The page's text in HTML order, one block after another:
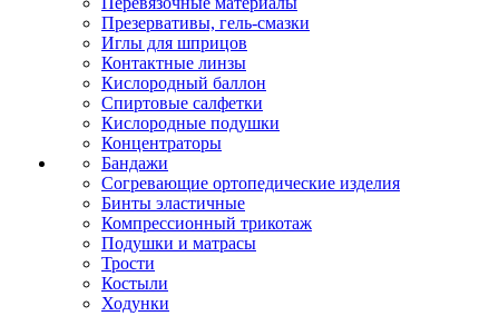
Презервативы, гель-смазки
Иглы для шприцов
Контактные линзы
Кислородный баллон
Спиртовые салфетки
Кислородные подушки
Концентраторы
Бандажи
Согревающие ортопедические изделия
Бинты эластичные
Компрессионный трикотаж
Подушки и матрасы
Трости
Костыли
Ходунки